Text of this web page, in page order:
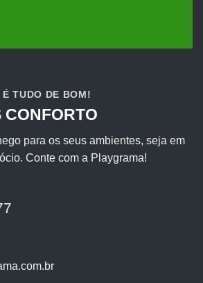
TUDO DE BOM!
CONFORTO
para os seus ambientes, seja em
Conte com a Playgrama!